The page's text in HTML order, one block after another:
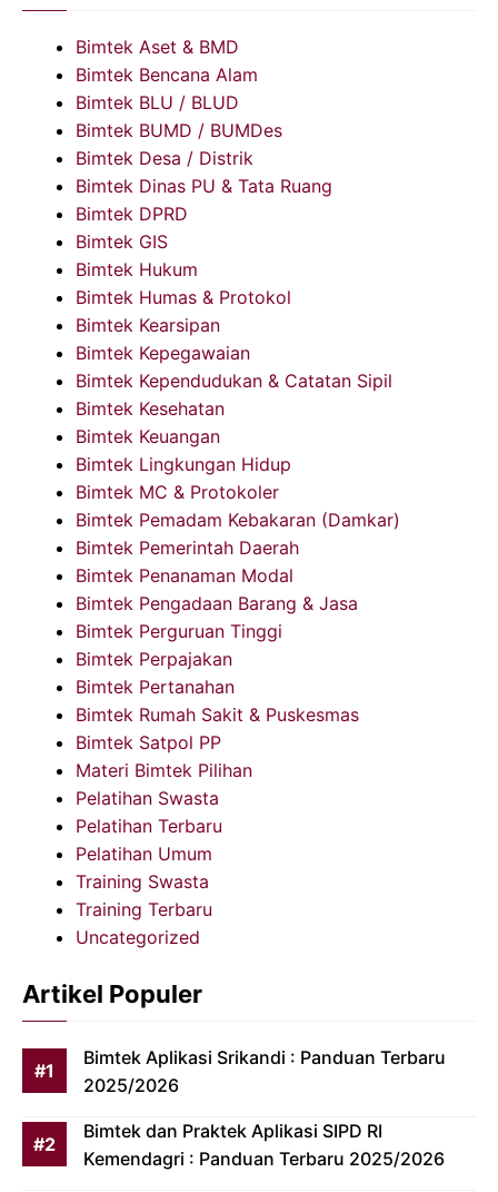
Bimtek Aset & BMD
Bimtek Bencana Alam
Bimtek BLU / BLUD
Bimtek BUMD / BUMDes
Bimtek Desa / Distrik
Bimtek Dinas PU & Tata Ruang
Bimtek DPRD
Bimtek GIS
Bimtek Hukum
Bimtek Humas & Protokol
Bimtek Kearsipan
Bimtek Kepegawaian
Bimtek Kependudukan & Catatan Sipil
Bimtek Kesehatan
Bimtek Keuangan
Bimtek Lingkungan Hidup
Bimtek MC & Protokoler
Bimtek Pemadam Kebakaran (Damkar)
Bimtek Pemerintah Daerah
Bimtek Penanaman Modal
Bimtek Pengadaan Barang & Jasa
Bimtek Perguruan Tinggi
Bimtek Perpajakan
Bimtek Pertanahan
Bimtek Rumah Sakit & Puskesmas
Bimtek Satpol PP
Materi Bimtek Pilihan
Pelatihan Swasta
Pelatihan Terbaru
Pelatihan Umum
Training Swasta
Training Terbaru
Uncategorized
Artikel Populer
Bimtek Aplikasi Srikandi : Panduan Terbaru
2025/2026
Bimtek dan Praktek Aplikasi SIPD RI
Kemendagri : Panduan Terbaru 2025/2026